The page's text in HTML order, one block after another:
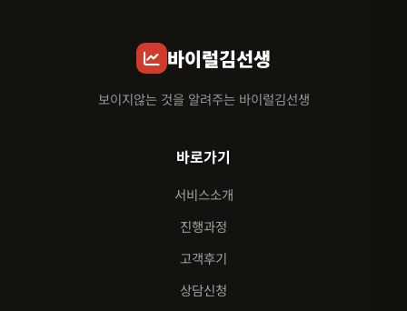
바이럴김선생
보이지않는 것을 알려주는 바이럴김선생
바로가기
서비스소개
진행과정
고객후기
상담신청